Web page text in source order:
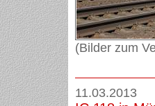
(Bilder zum
11.03.2013